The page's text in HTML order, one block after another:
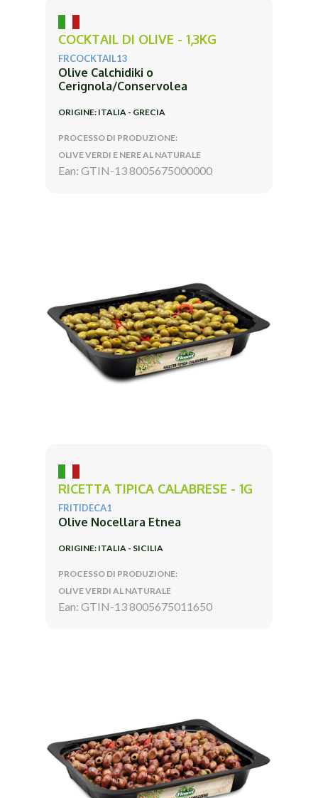
COCKTAIL DI OLIVE - 1,3KG
FRCOCKTAIL13
Olive Calchidiki o
Cerignola/Conservolea
ORIGINE: ITALIA - GRECIA
PROCESSO DI PRODUZIONE:
OLIVE VERDI E NERE AL NATURALE
Ean: GTIN-13 8005675000000
RICETTA TIPICA CALABRESE - 1G
FRITIDECA1
Olive Nocellara Etnea
ORIGINE: ITALIA - SICILIA
PROCESSO DI PRODUZIONE:
OLIVE VERDI AL NATURALE
Ean: GTIN-13 8005675011650